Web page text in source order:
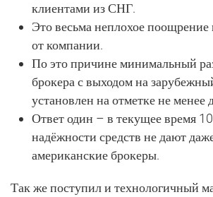
клиентами из СНГ.
Это весьма неплохое
от компании.
По это причине минимальный
брокера с выходом на
установлен на отметке не менее
Ответ один – в текущее время
надёжности средств не дают
американские брокеры.
Так же поступил и технологичный